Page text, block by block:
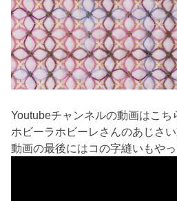
Youtubeチャンネルの動画はこち
ホビーラホビーレさんのあじさ
動画の最後にはコの字縫いもやっ